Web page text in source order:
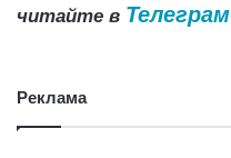
читайте в Телеграм
Реклама